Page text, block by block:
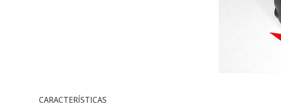
CARACTERÍSTICAS